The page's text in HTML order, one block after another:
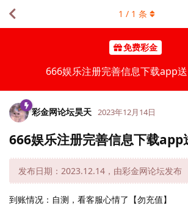
免费彩金
666娱乐注册完善信息下载app
1 / 1 条
彩金网论坛昊天 2023年12月14日
666娱乐注册完善信息下载app
发布日期：2023.12.14，由彩金网论坛发布
到账情况：自测，看客服心情了【勿充值】